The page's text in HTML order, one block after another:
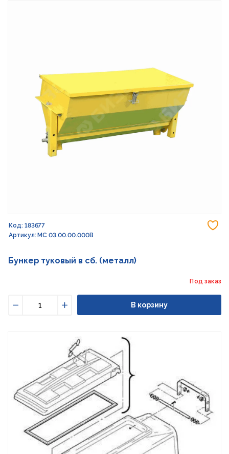
Код: 183677
Артикул: МС 03.00.00.000В
Бункер туковый в сб. (металл)
Под заказ
Увеличить
В корзину